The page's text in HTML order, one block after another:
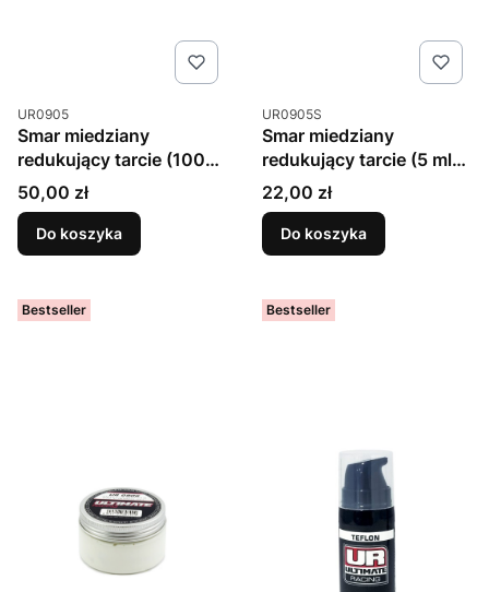
Kod produktu
UR0905
Smar miedziany
redukujący tarcie (100g)
Ultimate Racing
Cena
50,00 zł
Do koszyka
Kod produktu
UR0905S
Smar miedziany
redukujący tarcie (5 ml)
Ultimate Racing
Cena
22,00 zł
Do koszyka
Bestseller Bestseller